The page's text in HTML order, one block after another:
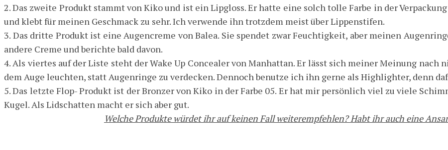
2. Das zweite Produkt stammt von Kiko und ist ein Lipgloss. Er hatte eine solch tolle Farbe in der
und klebt für meinen Geschmack zu sehr. Ich verwende ihn trotzdem meist über Lippenstifen.
3. Das dritte Produkt ist eine Augencreme von Balea. Sie spendet zwar Feuchtigkeit, aber meinen
andere Creme und berichte bald davon.
4. Als viertes auf der Liste steht der Wake Up Concealer von Manhattan. Er lässt sich meiner Meinung
dem Auge leuchten, statt Augenringe zu verdecken. Dennoch benutze ich ihn gerne als Highlighter, denn
5. Das letzte Flop- Produkt ist der Bronzer von Kiko in der Farbe 05. Er hat mir persönlich viel zu viele
Kugel. Als Lidschatten macht er sich aber gut.
Welche Produkte würdet ihr auf keinen Fall weiterempfehlen? Habt ihr auch eine